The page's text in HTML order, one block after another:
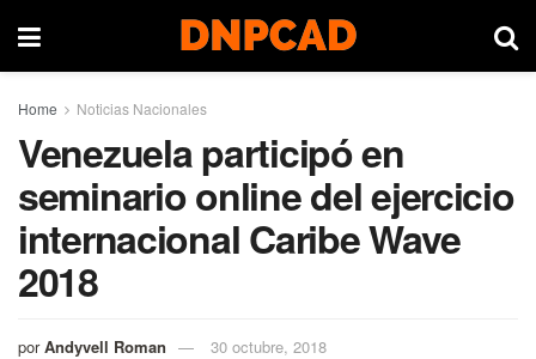
Home Noticias Nacionales
Venezuela participó en
seminario online del ejercicio
internacional Caribe Wave
2018
por Andyvell Roman 30 octubre, 2018